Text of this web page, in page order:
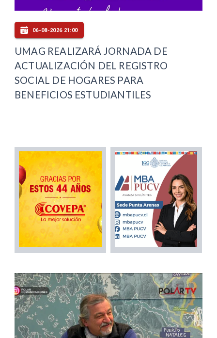
06-08-2026 21:00
UMAG REALIZARÁ JORNADA DE
ACTUALIZACIÓN DEL REGISTRO
SOCIAL DE HOGARES PARA
BENEFICIOS ESTUDIANTILES